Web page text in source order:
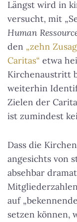
Längst wird in
versucht, mit
Human
den „zehn
Caritas“ etwa
Kirchenaustritt
weiterhin
Zielen der
ist zumindest
Dass die
angesichts von
absehbar
auf
setzen können,